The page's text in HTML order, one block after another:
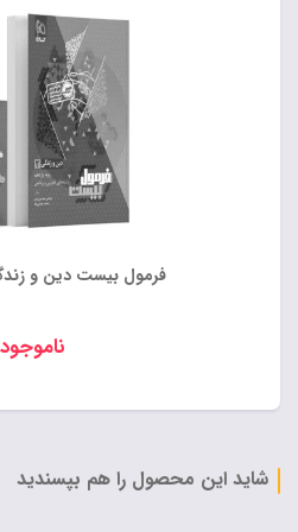
بود.
فرمول بیست دین و
ناموجود
شاید این محصول را هم بپسندید